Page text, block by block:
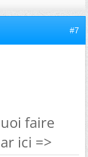
#7
faire
ici =>